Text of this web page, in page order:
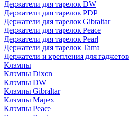
Держатели для тарелок DW
Держатели для тарелок PDP
Держатели для тарелок Gibraltar
Держатели для тарелок Peace
Держатели для тарелок Pearl
Держатели для тарелок Tama
Держатели и крепления для гаджетов
Клэмпы
Клэмпы Dixon
Клэмпы DW
Клэмпы Gibraltar
Клэмпы Mapex
Клэмпы Peace